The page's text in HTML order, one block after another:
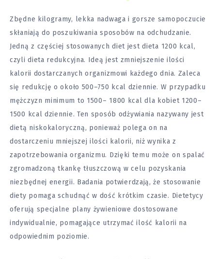
Zbędne kilogramy, lekka nadwaga i gorsze samopoczucie
skłaniają do poszukiwania sposobów na odchudzanie.
Jedną z częściej stosowanych diet jest dieta 1200 kcal,
czyli dieta redukcyjna. Ideą jest zmniejszenie ilości
kalorii dostarczanych organizmowi każdego dnia. Zaleca
się redukcję o około 500–750 kcal dziennie. W przypadku
mężczyzn minimum to 1500– 1800 kcal dla kobiet 1200–
1500 kcal dziennie. Ten sposób odżywiania nazywany jest
dietą niskokaloryczną, ponieważ polega on na
dostarczeniu mniejszej ilości kalorii, niż wynika z
zapotrzebowania organizmu. Dzięki temu może on spalać
zgromadzoną tkankę tłuszczową w celu pozyskania
niezbędnej energii. Badania potwierdzają, że stosowanie
diety pomaga schudnąć w dość krótkim czasie. Dietetycy
oferują specjalne plany żywieniowe dostosowane
indywidualnie, pomagające utrzymać ilość kalorii na
odpowiednim poziomie.